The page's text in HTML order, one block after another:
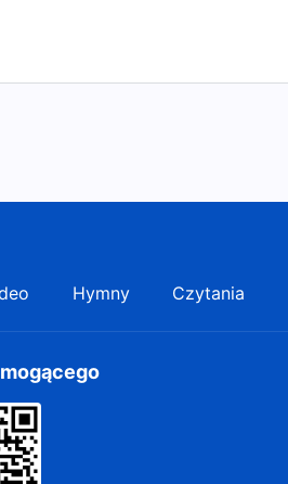
Hymny Czytania